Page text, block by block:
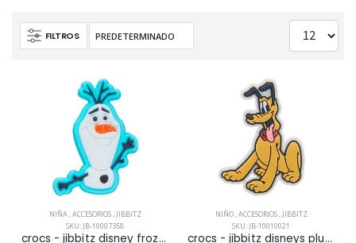
FILTROS
NIÑA,ACCESORIOS, JIBBITZ
SKU: JB-10007358
crocs - jibbitz disney frozen 2 olaf unisex
NIÑO,ACCESORIOS, JIBBITZ
SKU: JB-10010021
crocs - jibbitz disneys pluto character unisex